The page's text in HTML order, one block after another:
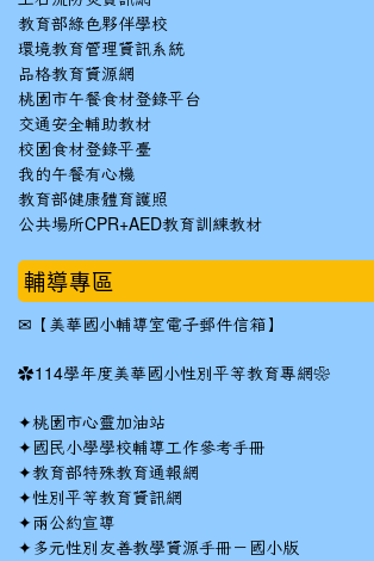
教育部綠色夥伴學校
環境教育管理資訊系統
品格教育資源網
桃園市午餐食材登錄平台
交通安全輔助教材
校園食材登錄平臺
我的午餐有心機
教育部健康體育護照
公共場所CPR+AED教育訓練教材
輔導專區
✉ 【美華國小輔導室電子郵件信箱】
✿114學年度美華國小性別平等教育專網❀
✦桃園市心靈加油站
✦ 國民小學學校輔導工作參考手冊
✦教育部特殊教育通報網
✦性別平等教育資訊網
✦兩公約宣導
✦ 多元性別友善教學資源手冊－國小版